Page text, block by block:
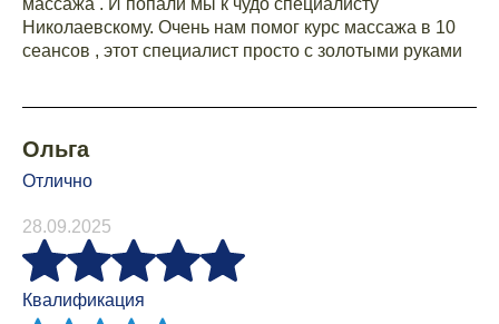
массажа . И попали мы к чудо специалисту
Николаевскому. Очень нам помог курс массажа в 10
сеансов , этот специалист просто с золотыми руками
Ольга
Отлично
28.09.2025
Квалификация